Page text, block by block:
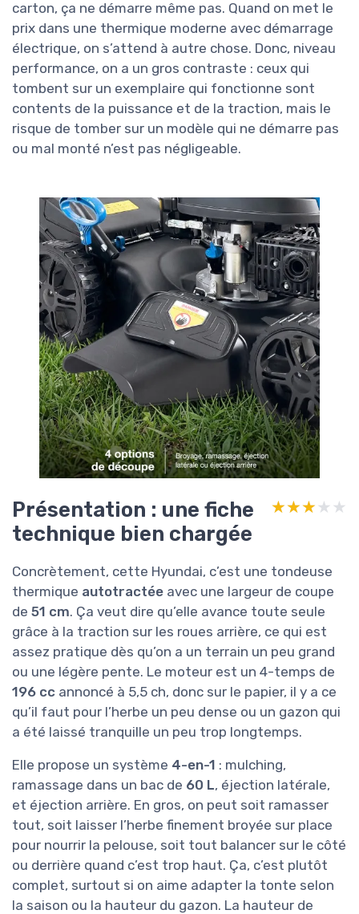
carton, ça ne démarre même pas. Quand on met le
prix dans une thermique moderne avec démarrage
électrique, on s’attend à autre chose. Donc, niveau
performance, on a un gros contraste : ceux qui
tombent sur un exemplaire qui fonctionne sont
contents de la puissance et de la traction, mais le
risque de tomber sur un modèle qui ne démarre pas
ou mal monté n’est pas négligeable.
Présentation : une fiche
technique bien chargée
★★★★★
★★★★★
Concrètement, cette Hyundai, c’est une tondeuse
thermique autotractée avec une largeur de coupe
de 51 cm. Ça veut dire qu’elle avance toute seule
grâce à la traction sur les roues arrière, ce qui est
assez pratique dès qu’on a un terrain un peu grand
ou une légère pente. Le moteur est un 4-temps de
196 cc annoncé à 5,5 ch, donc sur le papier, il y a ce
qu’il faut pour l’herbe un peu dense ou un gazon qui
a été laissé tranquille un peu trop longtemps.
Elle propose un système 4-en-1 : mulching,
ramassage dans un bac de 60 L, éjection latérale,
et éjection arrière. En gros, on peut soit ramasser
tout, soit laisser l’herbe finement broyée sur place
pour nourrir la pelouse, soit tout balancer sur le côté
ou derrière quand c’est trop haut. Ça, c’est plutôt
complet, surtout si on aime adapter la tonte selon
la saison ou la hauteur du gazon. La hauteur de